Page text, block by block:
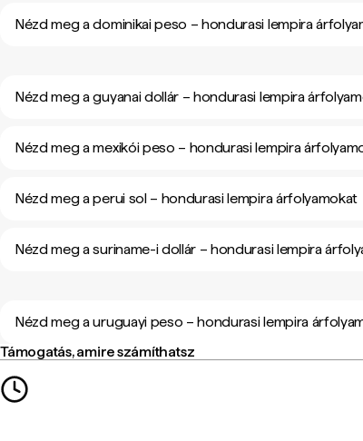
Nézd meg a dominikai peso – hondurasi lempira
Nézd meg a guyanai dollár – hondurasi lempira
Nézd meg a mexikói peso – hondurasi lempira
Nézd meg a perui sol – hondurasi lempira árfolyamokat
Nézd meg a suriname-i dollár – hondurasi lempira
Nézd meg a uruguayi peso – hondurasi lempira
Támogatás, amire számíthatsz